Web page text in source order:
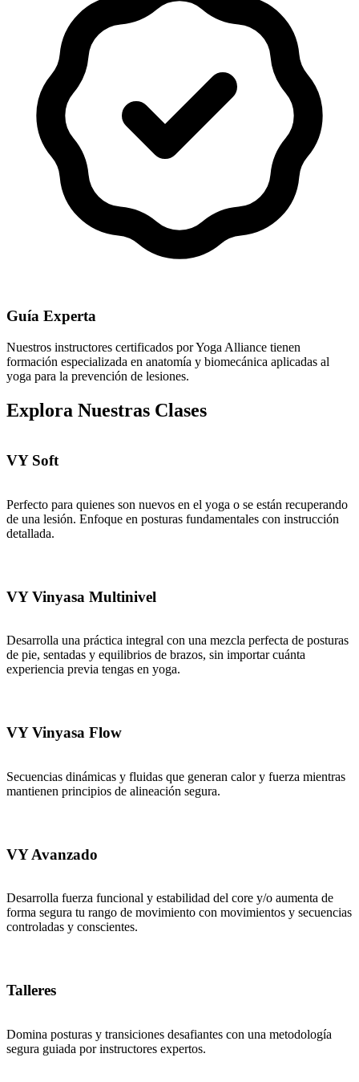
Guía Experta
Nuestros instructores certificados por Yoga Alliance tienen
formación especializada en anatomía y biomecánica aplicadas al
yoga para la prevención de lesiones.
Explora Nuestras Clases
VY Soft
Perfecto para quienes son nuevos en el yoga o se están recuperando
de una lesión. Enfoque en posturas fundamentales con instrucción
detallada.
VY Vinyasa Multinivel
Desarrolla una práctica integral con una mezcla perfecta de posturas
de pie, sentadas y equilibrios de brazos, sin importar cuánta
experiencia previa tengas en yoga.
VY Vinyasa Flow
Secuencias dinámicas y fluidas que generan calor y fuerza mientras
mantienen principios de alineación segura.
VY Avanzado
Desarrolla fuerza funcional y estabilidad del core y/o aumenta de
forma segura tu rango de movimiento con movimientos y secuencias
controladas y conscientes.
Talleres
Domina posturas y transiciones desafiantes con una metodología
segura guiada por instructores expertos.